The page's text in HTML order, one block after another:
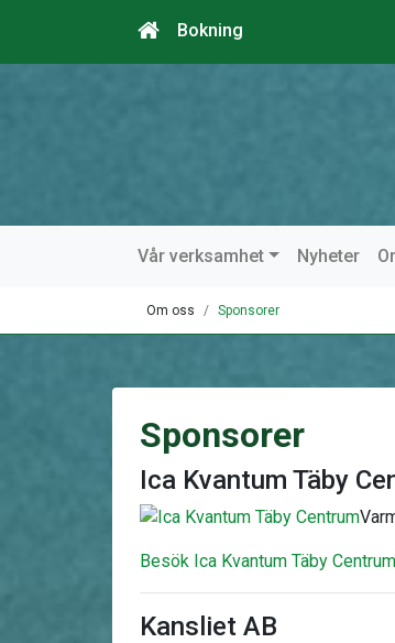
Bokning
Vår verksamhet Nyheter
Om oss Sponsorer
Sponsorer
Ica Kvantum Täby
Besök Ica Kvantum Täby Centrum
Kansliet AB